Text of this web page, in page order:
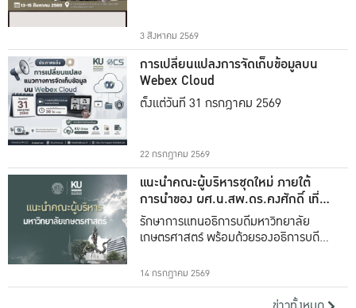
3 สิงหาคม 2569
การเปลี่ยนแปลงการจัดเก็บข้อมูลบน
Webex Cloud
ตั้งแต่วันที่ 31 กรกฎาคม 2569
22 กรกฎาคม 2569
แนะนำคณะผู้บริหารชุดใหม่ ภายใต้
การนำของ ผศ.น.สพ.ดร.คงศักดิ์ เที่ยง
ธรรม
รักษาการแทนอธิการบดีมหาวิทยาลัย
เกษตรศาสตร์ พร้อมด้วยรองอธิการบดีทั้ง
14 กรกฎาคม 2569